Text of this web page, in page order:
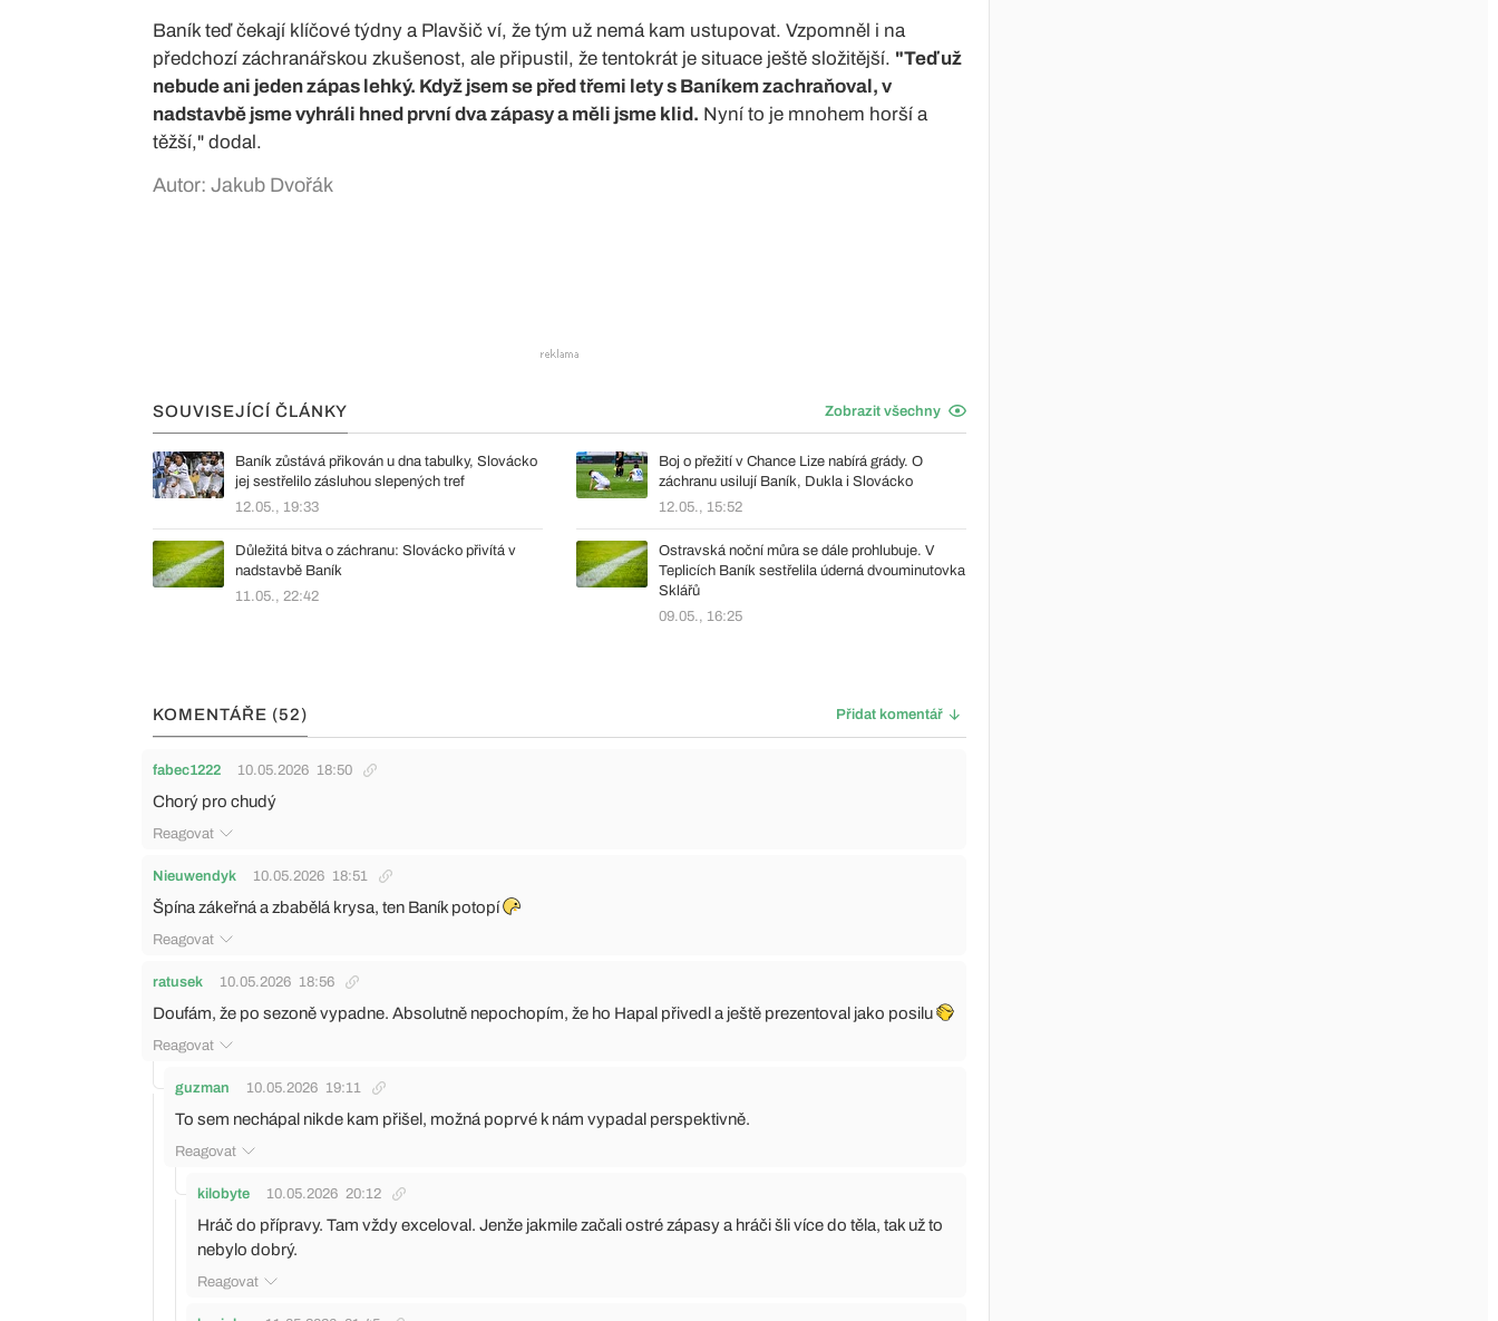
Baník teď čekají klíčové týdny a Plavšič ví, že tým už nemá kam ustupovat. Vzpomněl i na
předchozí záchranářskou zkušenost, ale připustil, že tentokrát je situace ještě složitější. "Teď už
nebude ani jeden zápas lehký. Když jsem se před třemi lety s Baníkem zachraňoval, v
nadstavbě jsme vyhráli hned první dva zápasy a měli jsme klid. Nyní to je mnohem horší a
těžší," dodal.
Autor: Jakub Dvořák
SOUVISEJÍCÍ ČLÁNKY Zobrazit všechny
Baník zůstává přikován u dna tabulky, Slovácko
jej sestřelilo zásluhou slepených tref
12.05., 19:33
Boj o přežití v Chance Lize nabírá grády. O
záchranu usilují Baník, Dukla i Slovácko
12.05., 15:52
Důležitá bitva o záchranu: Slovácko přivítá v
nadstavbě Baník
11.05., 22:42
Ostravská noční můra se dále prohlubuje. V
Teplicích Baník sestřelila úderná dvouminutovka
Sklářů
09.05., 16:25
KOMENTÁŘE (52) Přidat komentář
fabec1222 10.05.2026 18:50
Chorý pro chudý
Reagovat
Nieuwendyk 10.05.2026 18:51
Špína zákeřná a zbabělá krysa, ten Baník potopí
Reagovat
ratusek 10.05.2026 18:56
Doufám, že po sezoně vypadne. Absolutně nepochopím, že ho Hapal přivedl a ještě prezentoval jako posilu
Reagovat
guzman 10.05.2026 19:11
To sem nechápal nikde kam přišel, možná poprvé k nám vypadal perspektivně.
Reagovat
kilobyte 10.05.2026 20:12
Hráč do přípravy. Tam vždy exceloval. Jenže jakmile začali ostré zápasy a hráči šli více do těla, tak už to
nebylo dobrý.
Reagovat